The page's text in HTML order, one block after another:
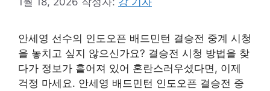
안세영 선수의 인도오픈 배드민턴 결승전 중계 시청
을 놓치고 싶지 않으신가요? 결승전 시청 방법을 찾
다가 정보가 흩어져 있어 혼란스러우셨다면, 이제
걱정 마세요. 안세영 배드민턴 인도오픈 결승전 중